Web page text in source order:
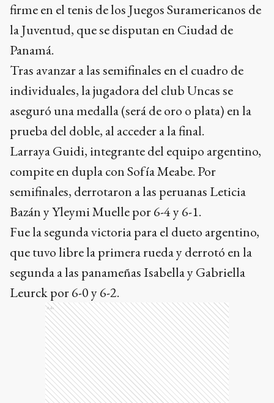
firme en el tenis de los Juegos Suramericanos de
la Juventud, que se disputan en Ciudad de
Panamá.
Tras avanzar a las semifinales en el cuadro de
individuales, la jugadora del club Uncas se
aseguró una medalla (será de oro o plata) en la
prueba del doble, al acceder a la final.
Larraya Guidi, integrante del equipo argentino,
compite en dupla con Sofía Meabe. Por
semifinales, derrotaron a las peruanas Leticia
Bazán y Yleymi Muelle por 6-4 y 6-1.
Fue la segunda victoria para el dueto argentino,
que tuvo libre la primera rueda y derrotó en la
segunda a las panameñas Isabella y Gabriella
Leurck por 6-0 y 6-2.
Ads